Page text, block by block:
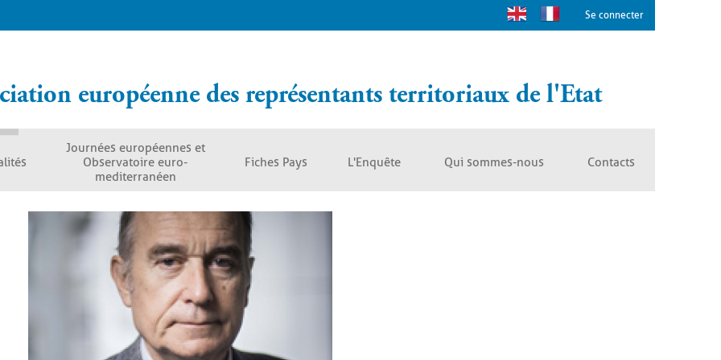
Se connecter
européenne des représentants territoriaux de l'Etat
Journées européennes et
Observatoire euro-
mediterranéen
Fiches Pays L'Enquête Qui sommes-nous Contacts